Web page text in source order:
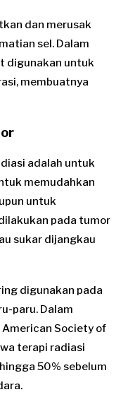
dan merusak
sel. Dalam
digunakan untuk
membuatnya
adalah untuk
memudahkan
untuk
pada tumor
sukar dijangkau
digunakan pada
paru. Dalam
Society of
terapi radiasi
50% sebelum